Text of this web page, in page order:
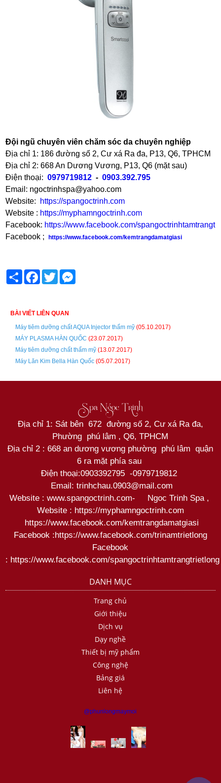
Đội ngũ chuyên viên chăm sóc da chuyên nghiệp
Địa chỉ 1: 186 đường số 2, Cư xá Ra đa, P13, Q6, TPHCM
Địa chỉ 2: 668 An Dương Vương, P13, Q6 (mặt sau)
Điện thoại: 0979719812-0903.392.795
Email: ngoctrinhspa@yahoo.com
Website:
https://spangoctrinh.com
Website : https://myphamngoctrinh.com
Facebook: https://www.facebook.com/
Facebook ;
https://www.facebook.com/kemtrangdamatgiasi
Share FacebookTwitter
BÀI VIẾT LIÊN QUAN
Máy tiêm dưỡng chất AQUA Injector thẩm mỹ(05.10.2017)
MÁY PLASMA HÀN QUỐC(23.07.2017)
Máy tiêm dưỡng chất thẩm mỹ(13.07.2017)
Máy Lăn Kim Bella Hàn Quốc(05.07.2017)
Spa Ngọc Trinh
Địa chỉ 1: Sát bên 672 đường số 2, Cư xá Ra đa,
Phường phú lâm , Q6, TPHCM
Địa chỉ 2 : 668 an dương vương phường phú lâm quận
6 ra mặt phía sau
Điện thoại:0903392795 -0979719812
Email: trinhchau.0903@mail.com
Website : www.spangoctrinh.com- Ngoc Trinh Spa ,
Website : https://myphamngoctrinh.com
https://www.facebook.com/kemtrangdamatgiasi
Facebook :https://www.facebook.com/trinamtrietlong
Facebook
: https://www.facebook.com/spangoctrinhtamtrangtrietlong
DANH MỤC
Trang chủ
Giới thiệu
Dịch vụ
Dạy nghề
Thiết bị mỹ phẩm
Công nghệ
Bảng giá
Liên hệ
@phunlongmaymoi